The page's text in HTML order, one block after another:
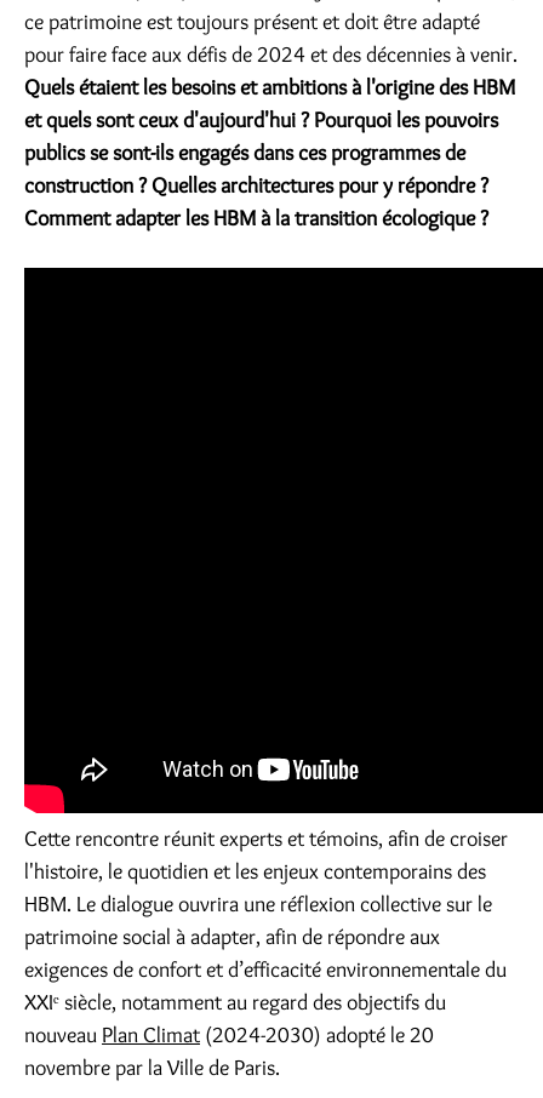
ce patrimoine est toujours présent et doit être adapté
pour faire face aux défis de 2024 et des décennies à venir.
Quels étaient les besoins et ambitions à l'origine des HBM
et quels sont ceux d'aujourd'hui ? Pourquoi les pouvoirs
publics se sont-ils engagés dans ces programmes de
construction ? Quelles architectures pour y répondre ?
Comment adapter les HBM à la transition écologique ?
Cette rencontre réunit experts et témoins, afin de croiser
l'histoire, le quotidien et les enjeux contemporains des
HBM. Le dialogue ouvrira une réflexion collective sur le
patrimoine social à adapter, afin de répondre aux
exigences de confort et d’efficacité environnementale du
XXIᵉ siècle, notamment au regard des objectifs du
nouveau Plan Climat (2024-2030) adopté le 20
novembre par la Ville de Paris.